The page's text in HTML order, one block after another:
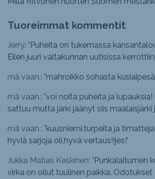
Tuoreimmat kommentit
Jerry: "Puheita on tukemassa
Eilen juuri valtakunnan uutisissa kerrottiin
mä vaan.: "mahroikko sohasta
mä vaan.: "voi noita puheita ja
sattuu mutta järki jäänyt siis maalaisjärki
mä vaan.: "kuusniemi.turpeita ja
hyviä sarjoja oli,hyvä vertaus!!jes!"
Jukka Matias Keskinen: "Punkalaitumen
virka on ollut tuulinen paikka.